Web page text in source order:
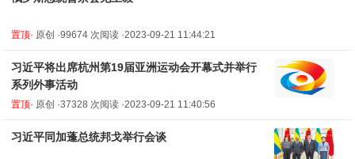
置顶· 原创 ·99674 次阅读 ·2023-09-21 11:44:21
习近平将出席杭州第19届亚洲运动会开幕式并举行
系列外事活动
置顶· 原创 ·37328 次阅读 ·2023-09-21 11:40:56
习近平同加蓬总统邦戈举行会谈